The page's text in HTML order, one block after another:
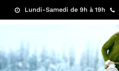
Lundi-Samedi de 9h à 19h